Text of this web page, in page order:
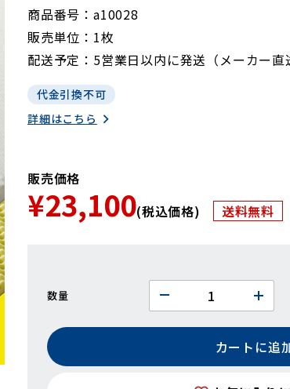
商品番号
a10028
販売単位
1枚
配送予定
5営業日以内に発送（メーカー直
代金引換不可
詳細はこちら
販売価格
¥23,100(税込価格) 送料無料
数量
カートに追